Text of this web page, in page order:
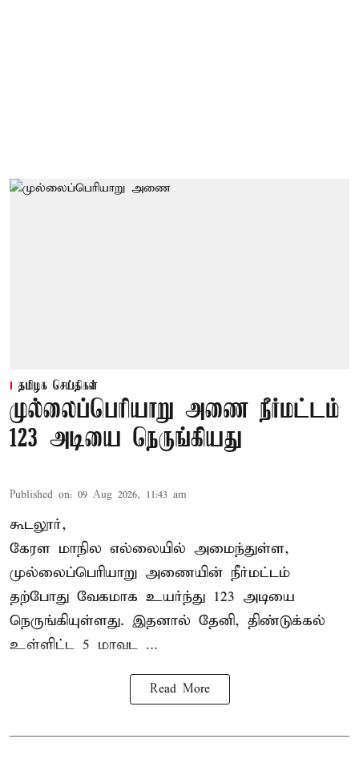
தமிழக செய்திகள்
முல்லைப்பெரியாறு அணை நீர்மட்டம்
123 அடியை நெருங்கியது
Published on: 09 Aug 2026, 11:43 am
கூடலூர்,
கேரள மாநில எல்லையில் அமைந்துள்ள,
முல்லைப்பெரியாறு அணையின் நீர்மட்டம்
தற்போது வேகமாக உயர்ந்து 123 அடியை
நெருங்கியுள்ளது. இதனால் தேனி, திண்டுக்கல்
உள்ளிட்ட 5 மாவட ...
Read More